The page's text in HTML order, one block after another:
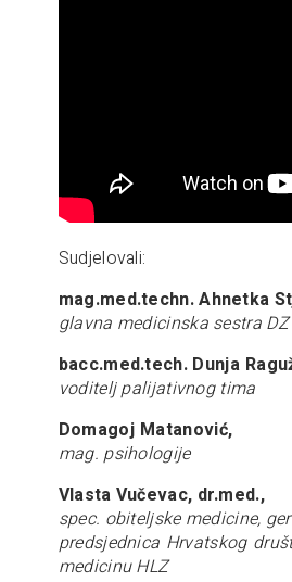
Sudjelovali:
mag.med.techn. Ahnetka
glavna medicinska sestra
bacc.med.tech. Dunja
voditelj palijativnog tima
Domagoj Matanović,
mag. psihologije
Vlasta Vučevac, dr.med.,
spec. obiteljske medicine,
predsjednica Hrvatskog
medicinu HLZ